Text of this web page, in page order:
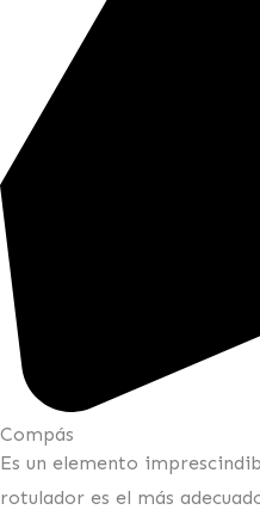
Compás
Es un elemento
rotulador es el más